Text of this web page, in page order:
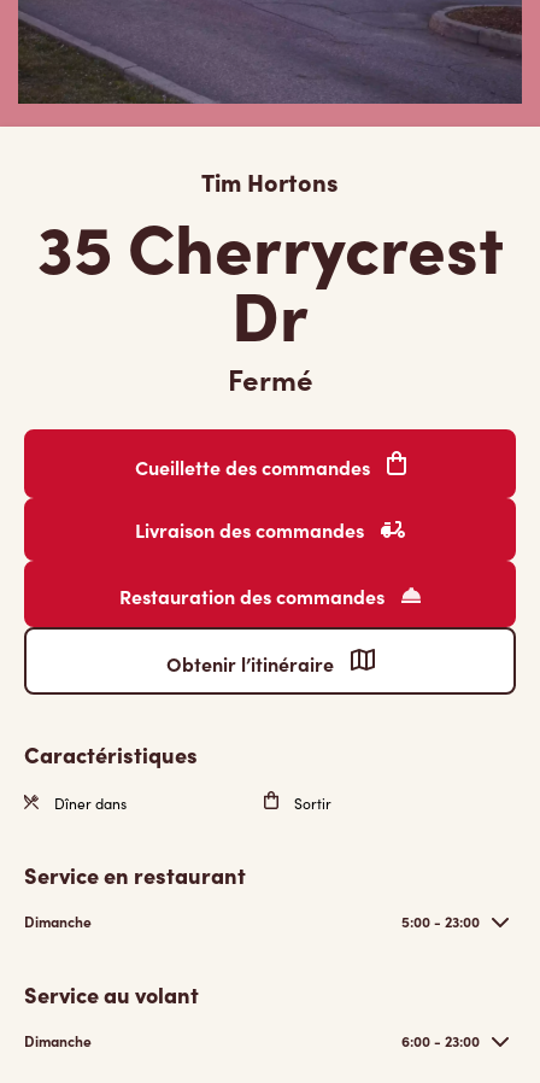
Tim Hortons
35 Cherrycrest
Dr
Fermé
Cueillette des commandes
Livraison des commandes
Restauration des commandes
Obtenir l’itinéraire
Caractéristiques
Dîner dans Sortir
Service en restaurant
Dimanche 5:00 - 23:00
Service au volant
Dimanche 6:00 - 23:00